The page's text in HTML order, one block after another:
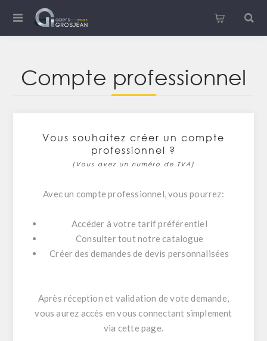
Compte professionnel
Vous souhaitez créer un compte
professionnel ?
(Vous avez un numéro de TVA)
Avec un compte professionnel, vous pourrez:
Accéder à votre tarif préférentiel
Consulter tout notre catalogue
Créer des demandes de devis personnalisées
Après réception et validation de vote demande,
vous aurez accès en vous connectant simplement
via cette page.